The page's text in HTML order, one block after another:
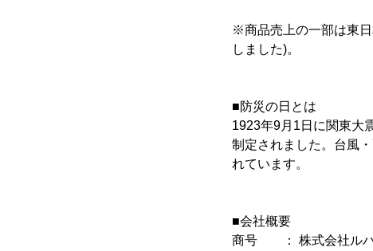
※商品売上の一部は東
しました)。
■防災の日とは
1923年9月1日に関東大
制定されました。台風
れています。
■会社概要
商号 ： 株式会社ルバ